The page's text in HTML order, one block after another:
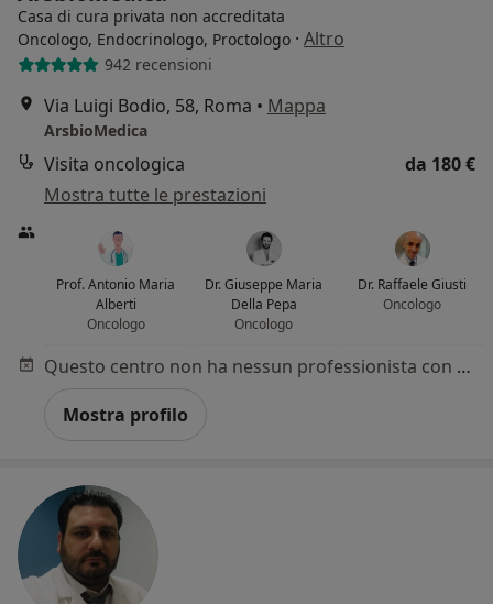
Casa di cura privata non accreditata
Oncologo, Endocrinologo, Proctologo · Altro
942 recensioni
Via Luigi Bodio, 58, Roma • Mappa
ArsbioMedica
Visita oncologica
da 180 €
Mostra tutte le prestazioni
Prof. Antonio Maria
Alberti
Oncologo
Dr. Giuseppe Maria
Della Pepa
Oncologo
Dr. Raffaele Giusti
Oncologo
Questo centro non ha nessun professionista con date disponibili
Mostra profilo